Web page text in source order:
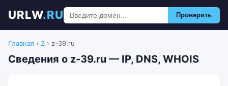
URLW.RU Проверить
Главная › Z › z-39.ru
Сведения о z-39.ru — IP, DNS, WHOIS